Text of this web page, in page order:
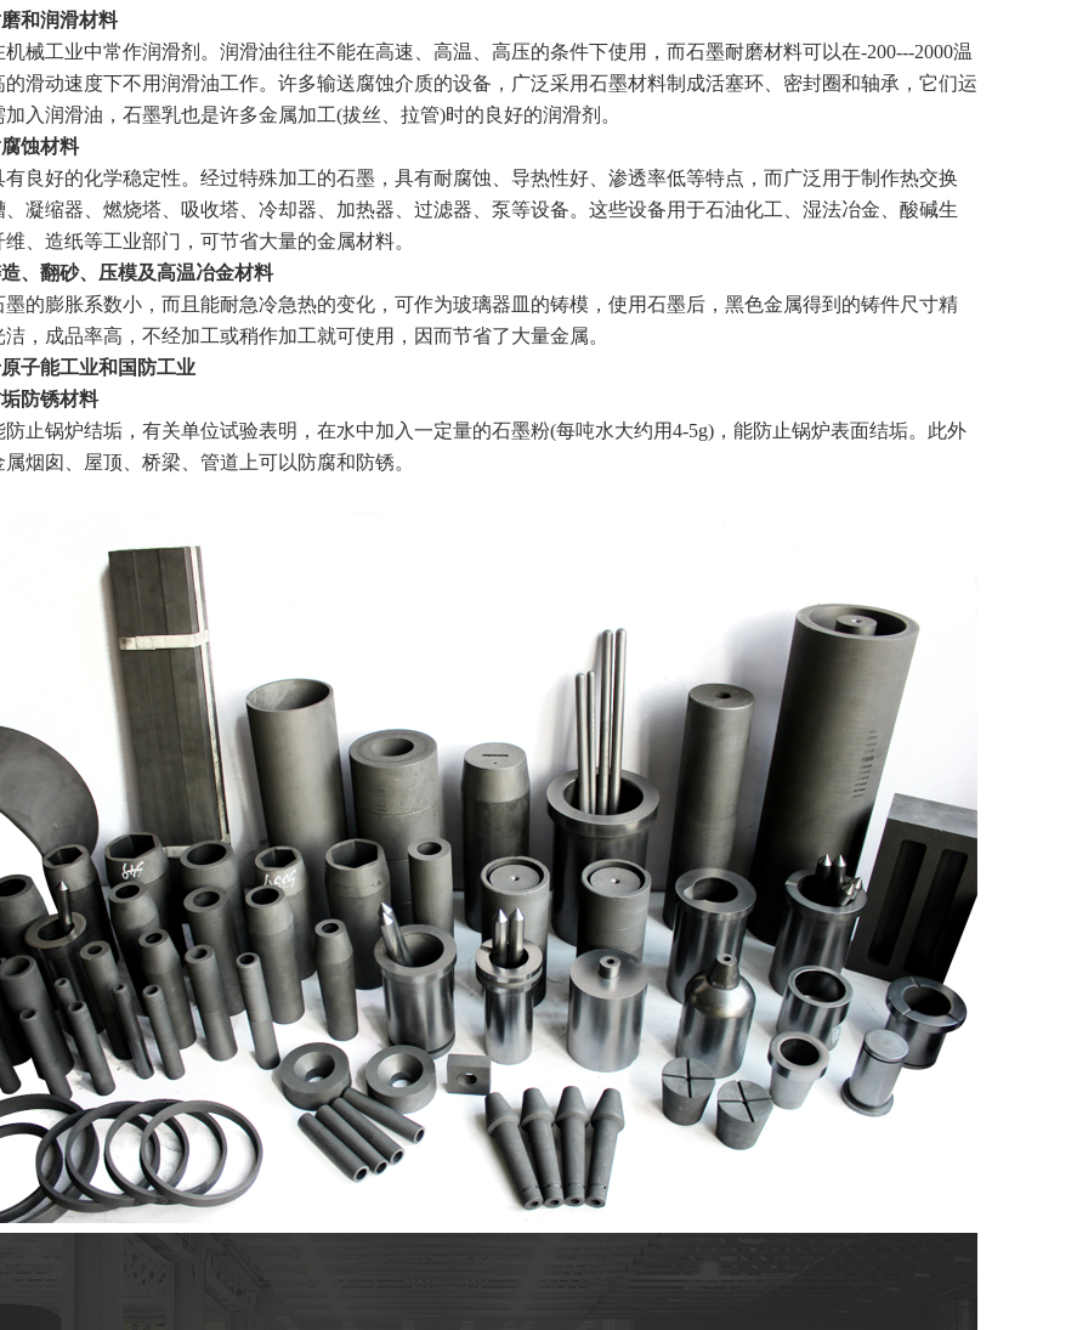
和润滑材料
工业中常作润滑剂。润滑油往往不能在高速、高温、高压的条件下使用，而石墨耐磨材料可以在-200---2000温
的滑动速度下不用润滑油工作。许多输送腐蚀介质的设备，广泛采用石墨材料制成活塞环、密封圈和轴承，它们运
入润滑油，石墨乳也是许多金属加工(拔丝、拉管)时的良好的润滑剂。
蚀材料
好的化学稳定性。经过特殊加工的石墨，具有耐腐蚀、导热性好、渗透率低等特点，而广泛用于制作热交换
、凝缩器、燃烧塔、吸收塔、冷却器、加热器、过滤器、泵等设备。这些设备用于石油化工、湿法冶金、酸碱生
、造纸等工业部门，可节省大量的金属材料。
翻砂、压模及高温冶金材料
膨胀系数小，而且能耐急冷急热的变化，可作为玻璃器皿的铸模，使用石墨后，黑色金属得到的铸件尺寸精
，成品率高，不经加工或稍作加工就可使用，因而节省了大量金属。
能工业和国防工业
防锈材料
锅炉结垢，有关单位试验表明，在水中加入一定量的石墨粉(每吨水大约用4-5g)，能防止锅炉表面结垢。此外
烟囱、屋顶、桥梁、管道上可以防腐和防锈。